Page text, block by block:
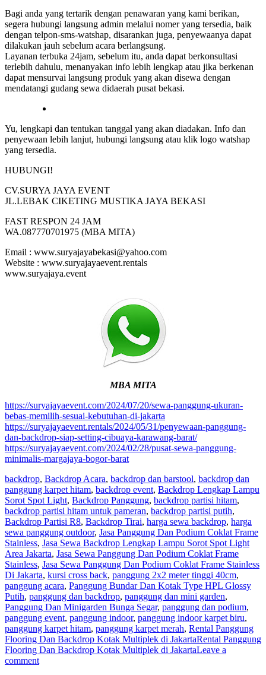
Bagi anda yang tertarik dengan penawaran yang kami berikan,
segera hubungi langsung admin melalui nomer yang tersedia, baik
dengan telpon-sms-watshap, disarankan juga, penyewaanya dapat
dilakukan jauh sebelum acara berlangsung.
Layanan terbuka 24jam, sebelum itu, anda dapat berkonsultasi
terlebih dahulu, menanyakan info lebih lengkap atau jika berkenan
dapat mensurvai langsung produk yang akan disewa dengan
mendatangi gudang sewa didaerah pusat bekasi.
Yu, lengkapi dan tentukan tanggal yang akan diadakan. Info dan
penyewaan lebih lanjut, hubungi langsung atau klik logo watshap
yang tersedia.
HUBUNGI!
CV.SURYA JAYA EVENT
JL.LEBAK CIKETING MUSTIKA JAYA BEKASI
FAST RESPON 24 JAM
WA.087770701975 (MBA MITA)
Email : www.suryajayabekasi@yahoo.com
Website : www.suryajayaevent.rentals
www.suryajaya.event
MBA MITA
https://suryajayaevent.com/2024/07/20/sewa-panggung-ukuran-
bebas-memilih-sesuai-kebutuhan-di-jakarta
https://suryajayaevent.rentals/2024/05/31/penyewaan-panggung-
dan-backdrop-siap-setting-cibuaya-karawang-barat/
https://suryajayaevent.com/2024/02/28/pusat-sewa-panggung-
minimalis-margajaya-bogor-barat
backdrop, Backdrop Acara, backdrop dan barstool, backdrop dan
panggung karpet hitam, backdrop event, Backdrop Lengkap Lampu
Sorot Spot Light, Backdrop Panggung, backdrop partisi hitam,
backdrop partisi hitam untuk pameran, backdrop partisi putih,
Backdrop Partisi R8, Backdrop Tirai, harga sewa backdrop, harga
sewa panggung outdoor, Jasa Panggung Dan Podium Coklat Frame
Stainless, Jasa Sewa Backdrop Lengkap Lampu Sorot Spot Light
Area Jakarta, Jasa Sewa Panggung Dan Podium Coklat Frame
Stainless, Jasa Sewa Panggung Dan Podium Coklat Frame Stainless
Di Jakarta, kursi cross back, panggung 2x2 meter tinggi 40cm,
panggung acara, Panggung Bundar Dan Kotak Type HPL Glossy
Putih, panggung dan backdrop, panggung dan mini garden,
Panggung Dan Minigarden Bunga Segar, panggung dan podium,
panggung event, panggung indoor, panggung indoor karpet biru,
panggung karpet hitam, panggung karpet merah, Rental Panggung
Flooring Dan Backdrop Kotak Multiplek di JakartaRental Panggung
Flooring Dan Backdrop Kotak Multiplek di JakartaLeave a
comment